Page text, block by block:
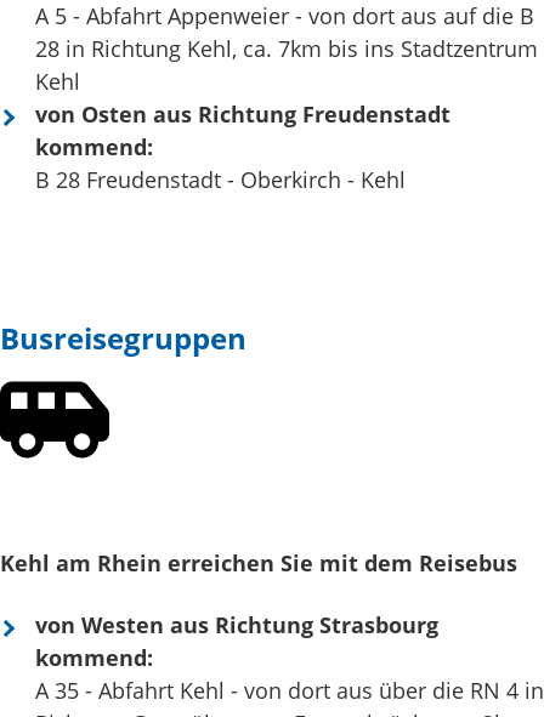
A 5 - Abfahrt Appenweier - von dort aus auf die B
28 in Richtung Kehl, ca. 7km bis ins Stadtzentrum
Kehl
von Osten aus Richtung Freudenstadt
kommend:
B 28 Freudenstadt - Oberkirch - Kehl
Busreisegruppen
Kehl am Rhein erreichen Sie mit dem Reisebus
von Westen aus Richtung Strasbourg
kommend:
A 35 - Abfahrt Kehl - von dort aus über die RN 4 in